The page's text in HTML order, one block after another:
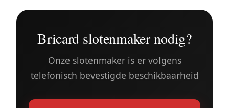
Bricard slotenmaker nodig?
Onze slotenmaker is er volgens
telefonisch bevestigde beschikbaarheid